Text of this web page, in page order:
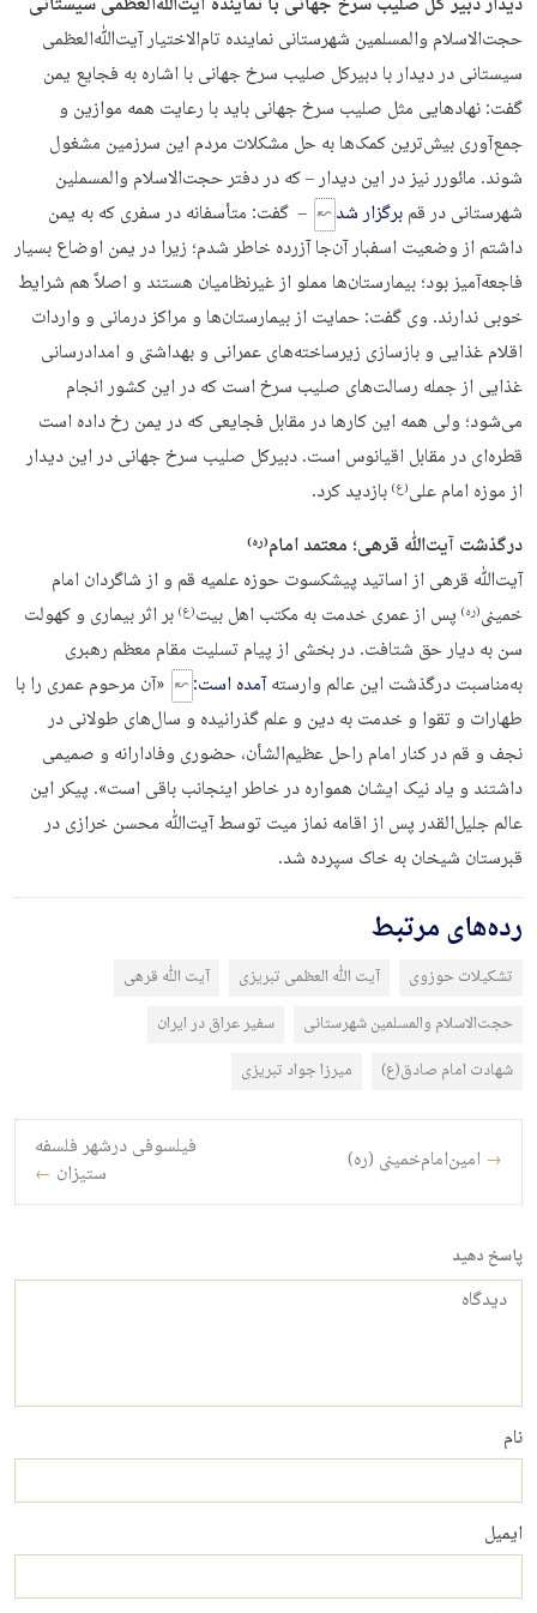
حجت‌الاسلام والمسلمین شهرستانی نماینده تام‌الاختیار آیت‌ﷲ‌العظمی
سیستانی در دیدار با دبیرکل صلیب سرخ جهانی با اشاره به فجایع یمن
گفت: نهادهایی مثل صلیب سرخ جهانی باید با رعایت همه موازین و
جمع‌آوری بیش‌ترین کمک‌ها به حل مشکلات مردم این سرزمین مشغول
شوند. مائورر نیز در این دیدار – که در دفتر حجت‌الاسلام والمسملین
شهرستانی در قمبرگزار شد
– گفت: متأسفانه در سفری که به یمن
داشتم از وضعیت اسفبار آن‌جا آزرده خاطر شدم؛ زیرا در یمن اوضاع بسیار
فاجعه‌آمیز بود؛ بیمارستان‌ها مملو از غیرنظامیان هستند و اصلاً هم شرایط
خوبی ندارند. وی گفت: حمایت از بیمارستان‌ها و مراکز درمانی و واردات
اقلام غذایی و بازسازی زیرساخته‌های عمرانی و بهداشتی و امدادرسانی
غذایی از جمله رسالت‌های صلیب سرخ است که در این کشور انجام
می‌شود؛ ولی همه این کارها در مقابل فجایعی که در یمن رخ داده است
قطره‌ای در مقابل اقیانوس است. دبیرکل صلیب سرخ جهانی در این دیدار
از موزه امام علی(ع) بازدید کرد.
درگذشت آیت‌ﷲ قرهی؛ معتمد امام(ره)
آیت‌ﷲ قرهی از اساتید پیشکسوت حوزه علمیه قم و از شاگردان امام
خمینی(ره) پس از عمری خدمت به مکتب اهل بیت(ع) بر اثر بیماری و کهولت
سن به دیار حق شتافت. در بخشی از پیام تسلیت مقام معظم رهبری
به‌مناسبت درگذشت این عالم وارستهآمده است:
«آن مرحوم عمری را با
طهارات و تقوا و خدمت به دین و علم گذرانیده و سال‌های طولانی در
نجف و قم در کنار امام راحل عظیم‌الشأن، حضوری وفادارانه و صمیمی
داشتند و یاد نیک ایشان همواره در خاطر اینجانب باقی است». پیکر این
عالم جلیل‌القدر پس از اقامه نماز میت توسط آیت‌ﷲ محسن خرازی در
قبرستان شیخان به خاک سپرده شد.
رده‌های مرتبط
تشکیلات حوزوی آیت الله العظمی تبریزی
آیت الله قرهی
حجت‌الاسلام والمسلمین شهرستانی
سفیر عراق در ایران
شهادت امام صادق(ع)
میرزا جواد تبریزی
راه‌بری نوشته
→ امین‌امام‌خمینی (ره)
فیلسوفی درشهر فلسفه‌
ستیزان ←
پاسخ دهید
دیدگاه
نام
ایمیل